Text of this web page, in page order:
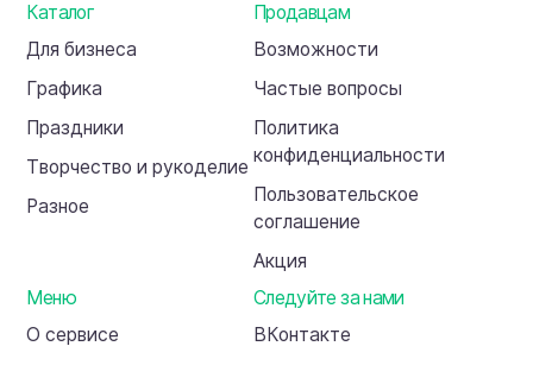
Каталог
Для бизнеса
Графика
Праздники
Творчество и рукоделие
Разное
Продавцам
Возможности
Частые вопросы
Политика
конфиденциальности
Пользовательское
соглашение
Акция
Меню
О сервисе
Следуйте за нами
ВКонтакте